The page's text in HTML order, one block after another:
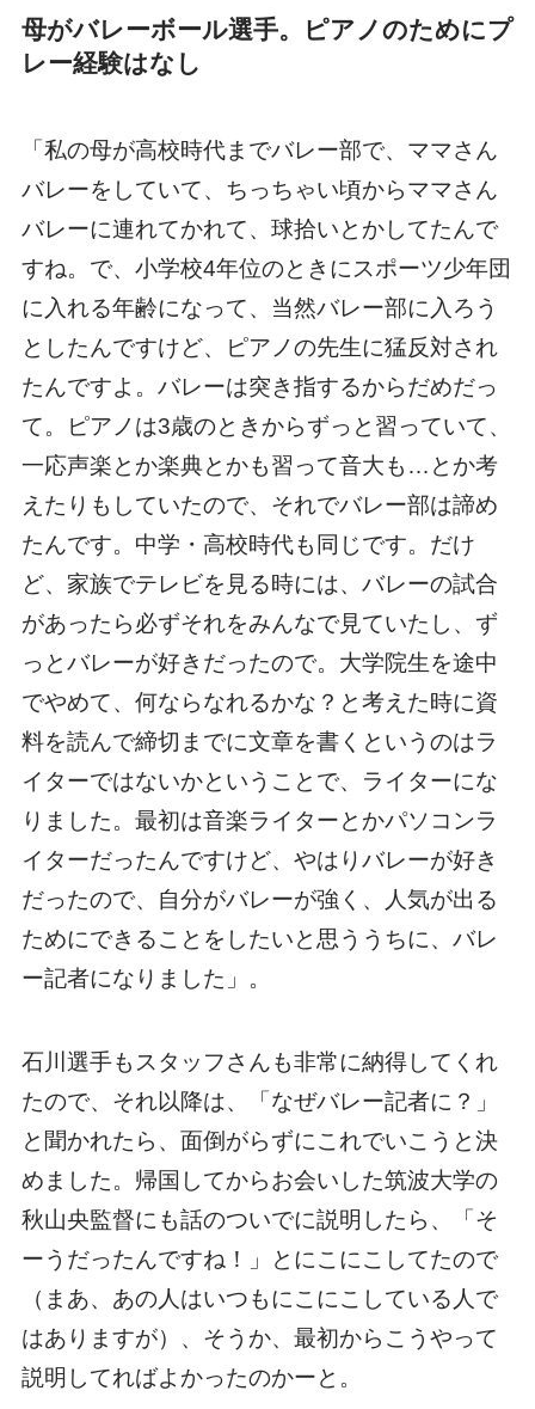
母がバレーボール選手。ピアノのためにプ
レー経験はなし
「私の母が高校時代までバレー部で、ママさん
バレーをしていて、ちっちゃい頃からママさん
バレーに連れてかれて、球拾いとかしてたんで
すね。で、小学校4年位のときにスポーツ少年団
に入れる年齢になって、当然バレー部に入ろう
としたんですけど、ピアノの先生に猛反対され
たんですよ。バレーは突き指するからだめだっ
て。ピアノは3歳のときからずっと習っていて、
一応声楽とか楽典とかも習って音大も…とか考
えたりもしていたので、それでバレー部は諦め
たんです。中学・高校時代も同じです。だけ
ど、家族でテレビを見る時には、バレーの試合
があったら必ずそれをみんなで見ていたし、ず
っとバレーが好きだったので。大学院生を途中
でやめて、何ならなれるかな？と考えた時に資
料を読んで締切までに文章を書くというのはラ
イターではないかということで、ライターにな
りました。最初は音楽ライターとかパソコンラ
イターだったんですけど、やはりバレーが好き
だったので、自分がバレーが強く、人気が出る
ためにできることをしたいと思ううちに、バレ
ー記者になりました」。
石川選手もスタッフさんも非常に納得してくれ
たので、それ以降は、「なぜバレー記者に？」
と聞かれたら、面倒がらずにこれでいこうと決
めました。帰国してからお会いした筑波大学の
秋山央監督にも話のついでに説明したら、「そ
ーうだったんですね！」とにこにこしてたので
（まあ、あの人はいつもにこにこしている人で
はありますが）、そうか、最初からこうやって
説明してればよかったのかーと。